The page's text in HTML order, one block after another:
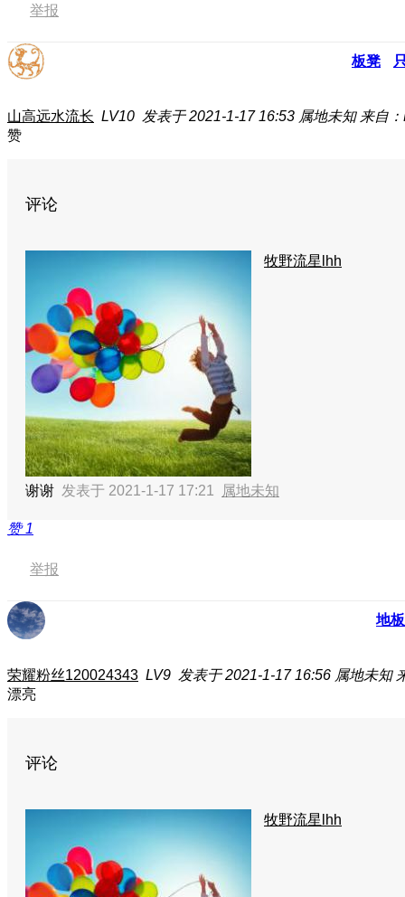
举报
板凳
山高远水流长 LV10 发表于 2021-1-17 16:53 属地未知 来自
赞
评论
牧野流星lhh
谢谢 发表于 2021-1-17 17:21 属地未知
赞1
举报
地板
荣耀粉丝120024343 LV9 发表于 2021-1-17 16:56 属地未知
漂亮
评论
牧野流星lhh